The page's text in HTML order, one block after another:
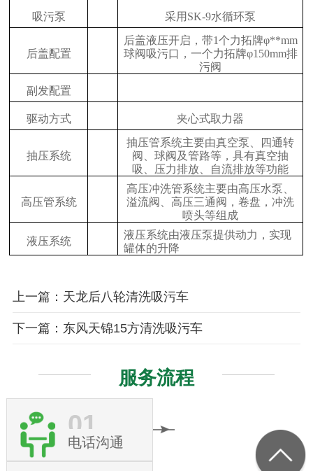
吸污泵
采用SK-9水循环泵
后盖配置
后盖液压开启，带1个力拓牌φ**mm
球阀吸污口，一个力拓牌φ150mm排
污阀
副发配置
驱动方式 夹心式取力器
抽压系统
抽压管系统主要由真空泵、四通转
阀、球阀及管路等，具有真空抽
吸、压力排放、自流排放等功能
高压管系统
高压冲洗管系统主要由高压水泵、
溢流阀、高压三通阀，卷盘，冲洗
喷头等组成
液压系统
液压系统由液压泵提供动力，实现
罐体的升降
上一篇：天龙后八轮清洗吸污车
下一篇：东风天锦15方清洗吸污车
服务流程
01
电话沟通